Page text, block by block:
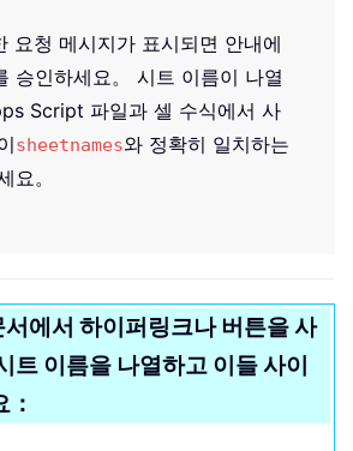
요청 메시지가 표시되면 안내에
승인하세요。 시트 이름이 나열
Script 파일과 셀 수식에서 사
sheetnames와 정확히 일치하는
요。
에서 하이퍼링크나 버튼을 사
트 이름을 나열하고 이들 사이